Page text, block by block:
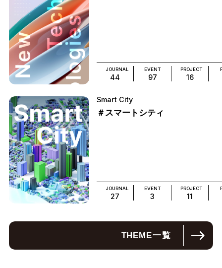
JOURNAL
44
EVENT
97
PROJECT
16
Smart City
＃スマートシティ
JOURNAL
27
EVENT
3
PROJECT
11
THEME一覧